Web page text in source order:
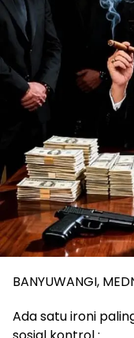
BANYUWANGI,
Ada satu ironi